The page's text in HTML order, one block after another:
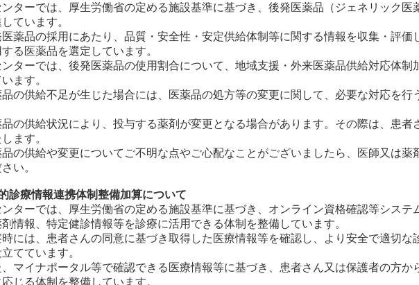
ンターでは、厚生労働省の定める施設基準に基づき、後発医薬品（ジェネリック医
ています。
医薬品の採用にあたり、品質・安全性・安定供給体制等に関する情報を収集・評価
る医薬品を選定しています。
ンターでは、後発医薬品の使用割合について、地域支援・外来医薬品供給対応体制
ます。
品の供給不足が生じた場合には、医薬品の処方等の変更に関して、必要な対応を行
品の供給状況により、投与する薬剤が変更となる場合があります。その際は、患者
ます。
品の供給や変更についてご不明な点やご心配なことがございましたら、医師又は薬
い。
診療情報連携体制整備加算について
ンターでは、厚生労働省の定める施設基準に基づき、オンライン資格確認等システ
情報、特定健診情報等を診療に活用できる体制を整備しています。
時には、患者さんの同意に基づき取得した医療情報等を確認し、より安全で適切な
てています。
、マイナポータル等で確認できる医療情報等に基づき、患者さん又は保護者の方か
じる体制を整備しています。